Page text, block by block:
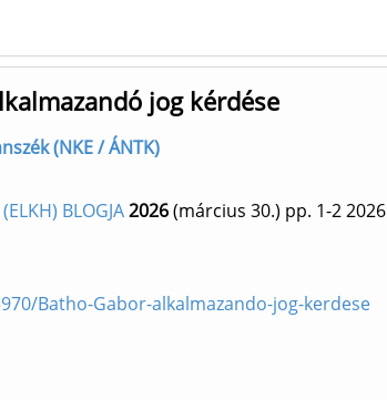
jog kérdése
(NKE / ÁNTK)
BLOGJA2026(március 30.) pp. 1-22026
Batho-Gabor-alkalmazando-jog-kerdese